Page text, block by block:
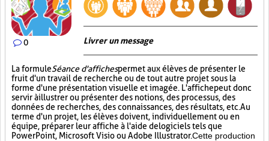
0 Livrer un message
La formuleSéance d'affichespermet aux élèves de présenter le
fruit d'un travail de recherche ou de tout autre projet sous la
forme d'une présentation visuelle et imagée. L'affichepeut donc
servir à illustrer ou présenter des notions, des processus, des
données de recherches, des connaissances, des résultats, etc. Au
terme d'un projet, les élèves doivent, individuellement ou en
équipe, préparer leur affiche à l'aide de logiciels tels que
PowerPoint, Microsoft Visio ou Adobe Illustrator.Cette production